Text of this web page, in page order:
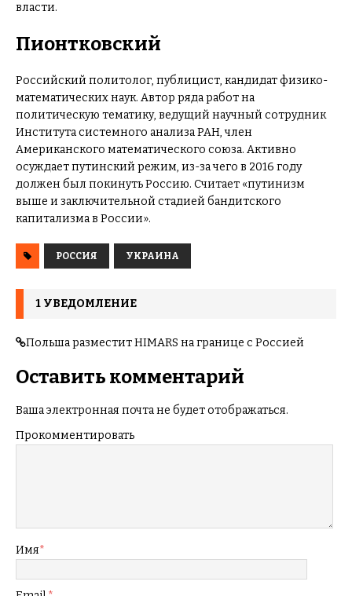
власти.
Пионтковский
Российский политолог, публицист, кандидат физико-
математических наук. Автор ряда работ на
политическую тематику, ведущий научный сотрудник
Института системного анализа РАН, член
Американского математического союза. Активно
осуждает путинский режим, из-за чего в 2016 году
должен был покинуть Россию. Считает «путинизм
выше и заключительной стадией бандитского
капитализма в России».
РОССИЯ УКРАИНА
1 УВЕДОМЛЕНИЕ
Польша разместит HIMARS на границе с Россией
Оставить комментарий
Ваша электронная почта не будет отображаться.
Прокомментировать
Имя*